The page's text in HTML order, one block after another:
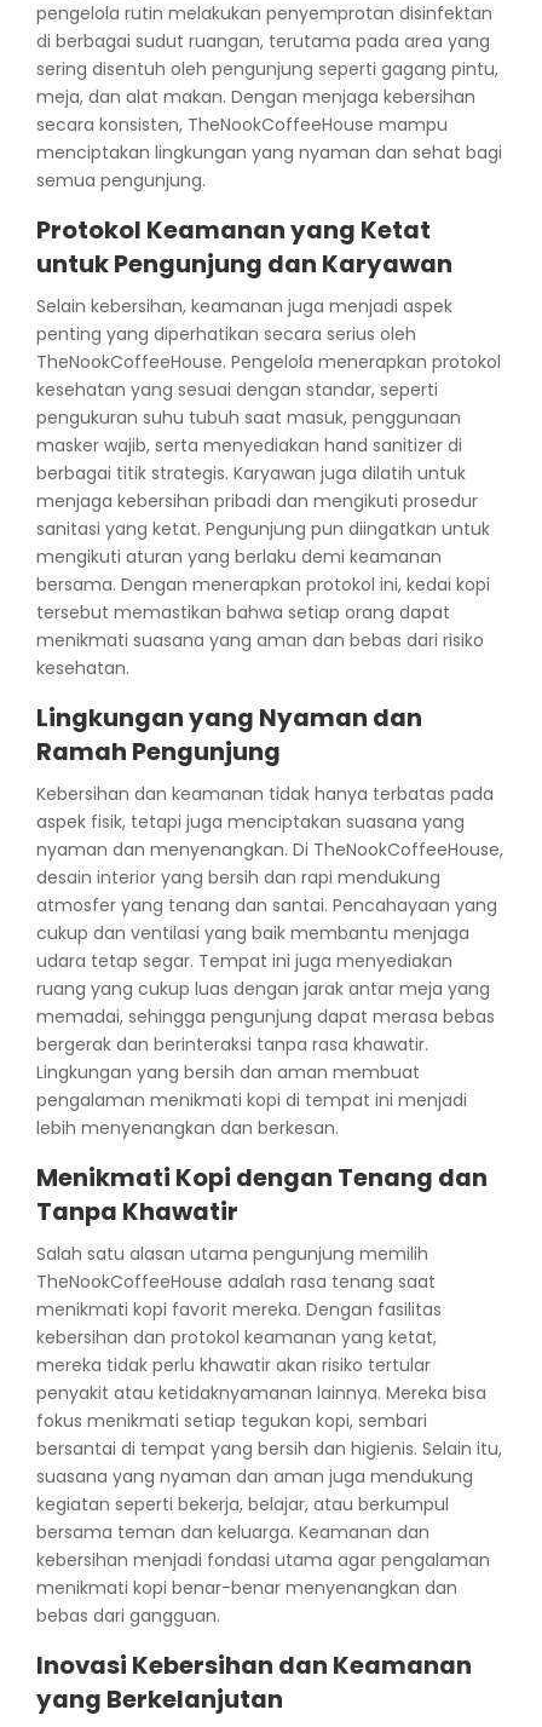
pengelola rutin melakukan penyemprotan disinfektan
di berbagai sudut ruangan, terutama pada area yang
sering disentuh oleh pengunjung seperti gagang pintu,
meja, dan alat makan. Dengan menjaga kebersihan
secara konsisten, TheNookCoffeeHouse mampu
menciptakan lingkungan yang nyaman dan sehat bagi
semua pengunjung.
Protokol Keamanan yang Ketat
untuk Pengunjung dan Karyawan
Selain kebersihan, keamanan juga menjadi aspek
penting yang diperhatikan secara serius oleh
TheNookCoffeeHouse. Pengelola menerapkan protokol
kesehatan yang sesuai dengan standar, seperti
pengukuran suhu tubuh saat masuk, penggunaan
masker wajib, serta menyediakan hand sanitizer di
berbagai titik strategis. Karyawan juga dilatih untuk
menjaga kebersihan pribadi dan mengikuti prosedur
sanitasi yang ketat. Pengunjung pun diingatkan untuk
mengikuti aturan yang berlaku demi keamanan
bersama. Dengan menerapkan protokol ini, kedai kopi
tersebut memastikan bahwa setiap orang dapat
menikmati suasana yang aman dan bebas dari risiko
kesehatan.
Lingkungan yang Nyaman dan
Ramah Pengunjung
Kebersihan dan keamanan tidak hanya terbatas pada
aspek fisik, tetapi juga menciptakan suasana yang
nyaman dan menyenangkan. Di TheNookCoffeeHouse,
desain interior yang bersih dan rapi mendukung
atmosfer yang tenang dan santai. Pencahayaan yang
cukup dan ventilasi yang baik membantu menjaga
udara tetap segar. Tempat ini juga menyediakan
ruang yang cukup luas dengan jarak antar meja yang
memadai, sehingga pengunjung dapat merasa bebas
bergerak dan berinteraksi tanpa rasa khawatir.
Lingkungan yang bersih dan aman membuat
pengalaman menikmati kopi di tempat ini menjadi
lebih menyenangkan dan berkesan.
Menikmati Kopi dengan Tenang dan
Tanpa Khawatir
Salah satu alasan utama pengunjung memilih
TheNookCoffeeHouse adalah rasa tenang saat
menikmati kopi favorit mereka. Dengan fasilitas
kebersihan dan protokol keamanan yang ketat,
mereka tidak perlu khawatir akan risiko tertular
penyakit atau ketidaknyamanan lainnya. Mereka bisa
fokus menikmati setiap tegukan kopi, sembari
bersantai di tempat yang bersih dan higienis. Selain itu,
suasana yang nyaman dan aman juga mendukung
kegiatan seperti bekerja, belajar, atau berkumpul
bersama teman dan keluarga. Keamanan dan
kebersihan menjadi fondasi utama agar pengalaman
menikmati kopi benar-benar menyenangkan dan
bebas dari gangguan.
Inovasi Kebersihan dan Keamanan
yang Berkelanjutan